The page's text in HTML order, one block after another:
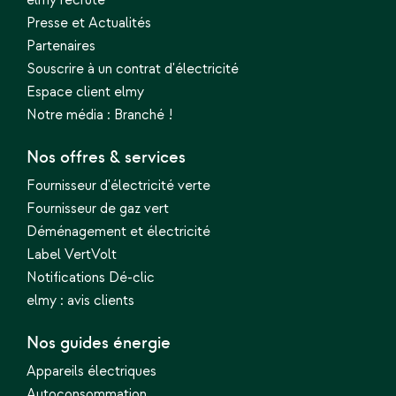
Presse et Actualités
Partenaires
Souscrire à un contrat d'électricité
Espace client elmy
Notre média : Branché !
Nos offres & services
Fournisseur d'électricité verte
Fournisseur de gaz vert
Déménagement et électricité
Label VertVolt
Notifications Dé-clic
elmy : avis clients
Nos guides énergie
Appareils électriques